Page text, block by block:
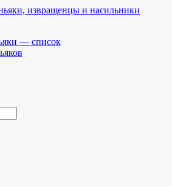
извращенцы и насильники
— список